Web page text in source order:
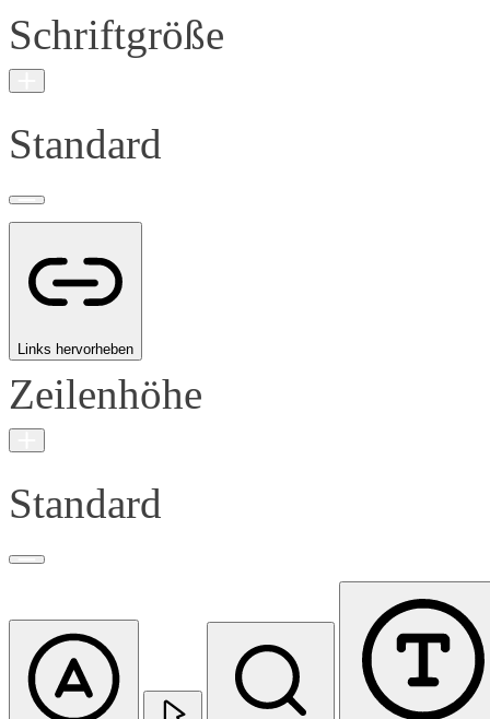
Schriftgröße
Standard
Links hervorheben
Zeilenhöhe
Standard